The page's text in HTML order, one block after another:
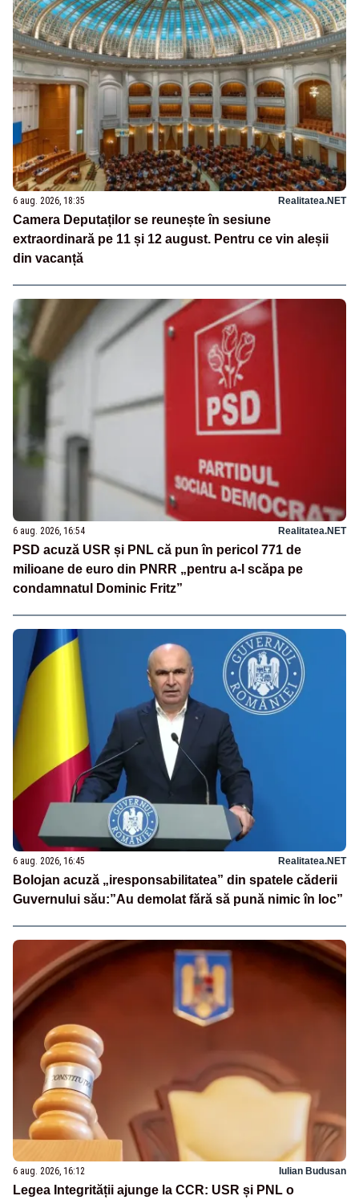
6 aug. 2026, 18:35 Realitatea.NET
Camera Deputaților se reunește în sesiune
extraordinară pe 11 și 12 august. Pentru ce vin aleșii
din vacanță
6 aug. 2026, 16:54 Realitatea.NET
PSD acuză USR și PNL că pun în pericol 771 de
milioane de euro din PNRR „pentru a-l scăpa pe
condamnatul Dominic Fritz”
6 aug. 2026, 16:45 Realitatea.NET
Bolojan acuză „iresponsabilitatea” din spatele căderii
Guvernului său:”Au demolat fără să pună nimic în loc”
6 aug. 2026, 16:12 Iulian Budusan
Legea Integrității ajunge la CCR: USR și PNL o